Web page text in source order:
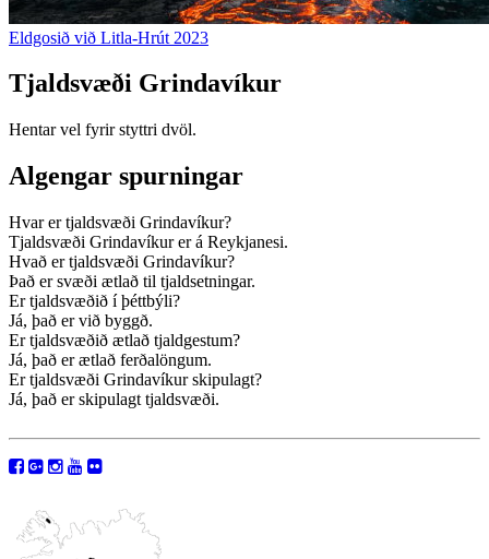
Eldgosið við Litla-Hrút 2023
Tjaldsvæði Grindavíkur
Hentar vel fyrir styttri dvöl.
Algengar spurningar
Hvar er tjaldsvæði Grindavíkur?
Tjaldsvæði Grindavíkur er á Reykjanesi.
Hvað er tjaldsvæði Grindavíkur?
Það er svæði ætlað til tjaldsetningar.
Er tjaldsvæðið í þéttbýli?
Já, það er við byggð.
Er tjaldsvæðið ætlað tjaldgestum?
Já, það er ætlað ferðalöngum.
Er tjaldsvæði Grindavíkur skipulagt?
Já, það er skipulagt tjaldsvæði.